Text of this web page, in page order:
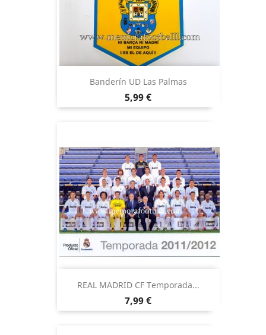
Banderín UD Las Palmas
Precio
5,99 €
REAL MADRID CF Temporada...
Precio
7,99 €